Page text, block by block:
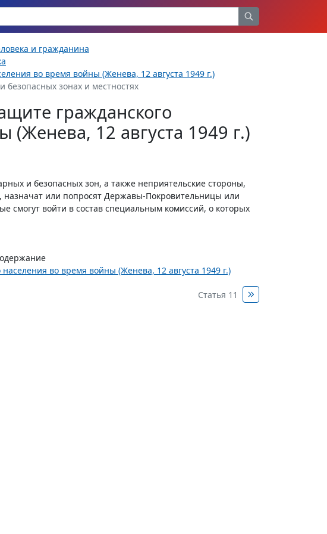
и гражданина
во время войны (Женева, 12 августа 1949 г.)
зонах и местностях
гражданского
12 августа 1949 г.)
и безопасных зон, а также неприятельские стороны,
назначат или попросят Державы-Покровительницы или
смогут войти в состав специальным комиссий, о которых
во время войны (Женева, 12 августа 1949 г.)
Статья 11